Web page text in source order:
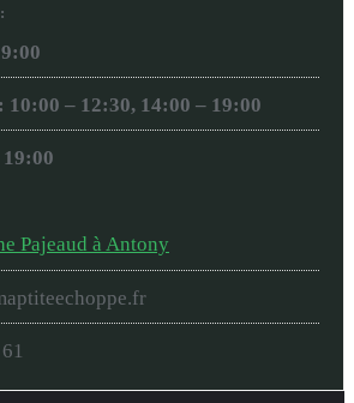
– 12:30, 14:00 – 19:00
Pajeaud à Antony